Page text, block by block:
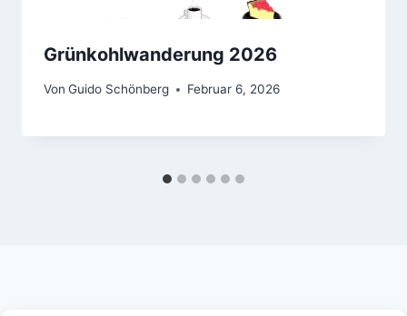
Grünkohlwanderung 2026
Von Guido Schönberg Februar 6, 2026